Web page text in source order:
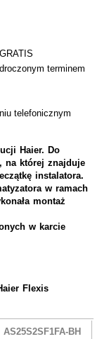
terminem
telefonicznym
Haier. Do
na której znajduje
instalatora.
w ramach
montaż
w karcie
Flexis
AS25S2SF1FA-BH